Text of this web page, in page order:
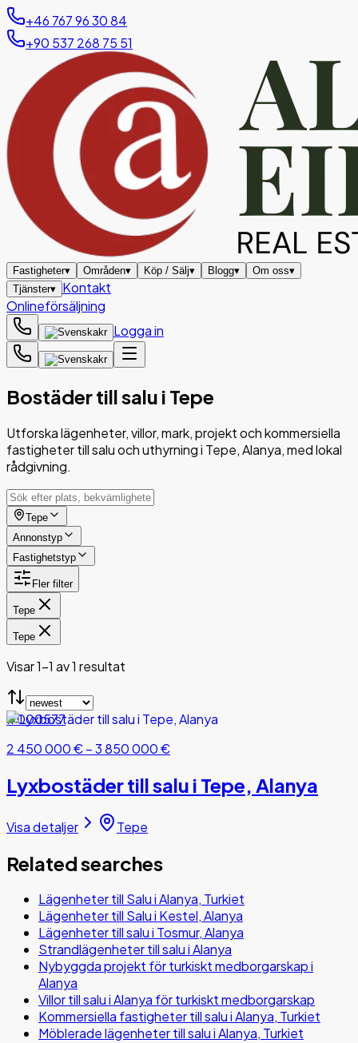
+46 767 96 30 84
+90 537 268 75 51
Fastigheter▾ Områden▾ Köp / Sälj▾ Blogg▾ Om oss▾
Tjänster▾ Kontakt
Onlineförsäljning
kr Logga in
kr
Bostäder till salu i Tepe
Utforska lägenheter, villor, mark, projekt och kommersiella
fastigheter till salu och uthyrning i Tepe, Alanya, med lokal
rådgivning.
Tepe
Annonstyp
Fastighetstyp
Fler filter
Tepe
Tepe
Visar 1-1 av 1 resultat
#000577
2 450 000 €–3 850 000 €
Lyxbostäder till salu i Tepe, Alanya
Visa detaljer Tepe
Related searches
Lägenheter till Salu i Alanya, Turkiet
Lägenheter till Salu i Kestel, Alanya
Lägenheter till salu i Tosmur, Alanya
Strandlägenheter till salu i Alanya
Nybyggda projekt för turkiskt medborgarskap i
Alanya
Villor till salu i Alanya för turkiskt medborgarskap
Kommersiella fastigheter till salu i Alanya, Turkiet
Möblerade lägenheter till salu i Alanya, Turkiet